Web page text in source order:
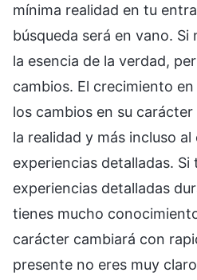
mínima realidad en tu
búsqueda será en vano.
la esencia de la verdad,
cambios. El crecimiento
los cambios en su
la realidad y más incluso
experiencias detalladas. Si
experiencias detalladas
tienes mucho
carácter cambiará con
presente no eres muy